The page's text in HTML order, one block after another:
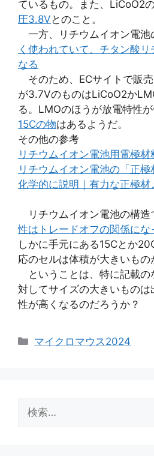
ているもの。また、LiCoO2
圧3.8V とのこと。
一方、リチウムイオン電池
く使われていて、チタン酸リ
なる
そのため、ECサイトで販
が3.7VのものはLiCoO2か
る。LMOのほうが放電特性
15Cの物はあるようだ。
その他の参考
リチウムイオン電池用電極材
リチウムイオン電池の「正
化学的に説明｜有力な正極材
リチウムイオン電池の構造
性はトレードオフの関係にな
しかに手元にある15Cとか
応のセルは体積が大きいもの
ということは、特に記載の
対してサイズの大きいもの
性が高くなるのだろうか？
カ
マイクロマウス2024
索: